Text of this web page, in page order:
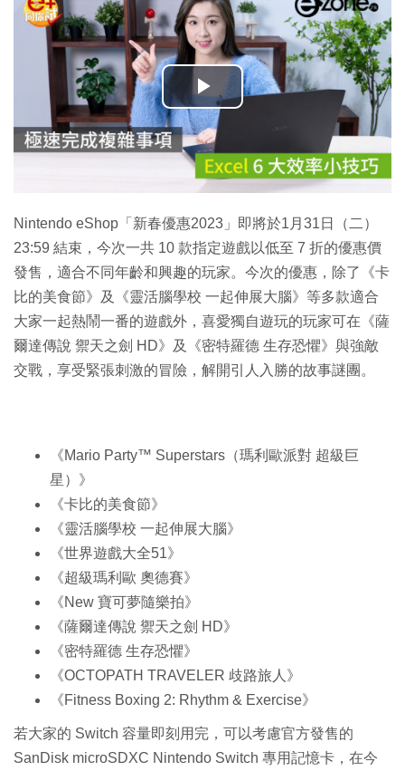
播
放
影
片
Nintendo eShop「新春優惠2023」即將於1月31日（二）
23:59 結束，今次一共 10 款指定遊戲以低至 7 折的優惠價
發售，適合不同年齡和興趣的玩家。今次的優惠，除了《卡
比的美食節》及《靈活腦學校 一起伸展大腦》等多款適合
大家一起熱鬧一番的遊戲外，喜愛獨自遊玩的玩家可在《薩
爾達傳說 禦天之劍 HD》及《密特羅德 生存恐懼》與強敵
交戰，享受緊張刺激的冒險，解開引人入勝的故事謎團。
《Mario Party™ Superstars（瑪利歐派對 超級巨
星）》
《卡比的美食節》
《靈活腦學校 一起伸展大腦》
《世界遊戲大全51》
《超級瑪利歐 奧德賽》
《New 寶可夢隨樂拍》
《薩爾達傳說 禦天之劍 HD》
《密特羅德 生存恐懼》
《OCTOPATH TRAVELER 歧路旅人》
《Fitness Boxing 2: Rhythm & Exercise》
若大家的 Switch 容量即刻用完，可以考慮官方發售的
SanDisk microSDXC Nintendo Switch 專用記憶卡，在今